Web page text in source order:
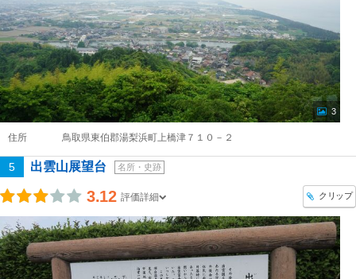
3
住所 鳥取県東伯郡湯梨浜町上橋津７１０－２
5 出雲山展望台 名所・史跡
3.12 評価詳細 クリップ